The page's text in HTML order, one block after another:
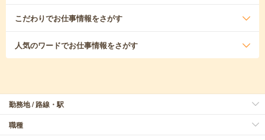
こだわりでお仕事情報をさがす
人気のワードでお仕事情報をさがす
勤務地 / 路線・駅
職種